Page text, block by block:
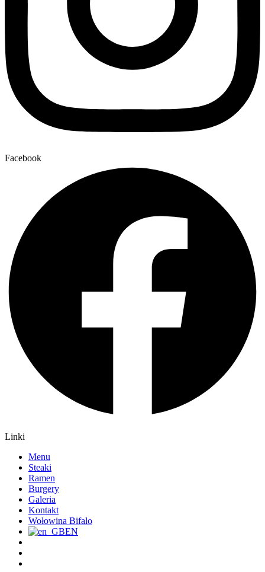
Facebook
Linki
Menu
Steaki
Ramen
Burgery
Galeria
Kontakt
Wołowina Bifalo
EN